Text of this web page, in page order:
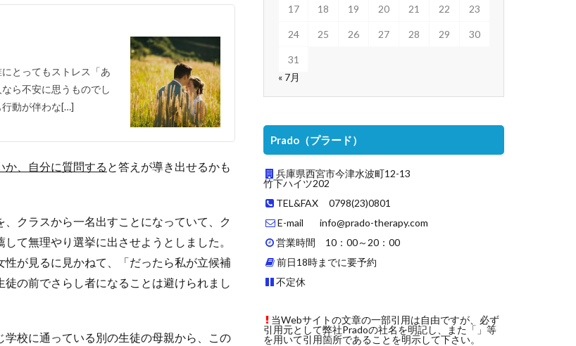
とってもストレス「あ
ら不安に思うものでし
行動が伴わな[…]
か、自分に質問する と答えが導き出せるかも
クラスから一名出すことになっていて、ク
て無理やり選挙に出させようとしました。
が見るに見かねて、「だったら私が立候補
の前でさらし者になることは避けられまし
校に通っている別の生徒の母親から、この
17 18 19 20 21 22 23
24 25 26 27 28 29 30
31
« 7月
Prado（プラード）
兵庫県西宮市今津水波町12-13
竹下ハイツ202
TEL&FAX 0798(23)0801
E-mail info@prado-therapy.com
営業時間 10：00～20：00
前日18時までに要予約
不定休
当Webサイトの文章の一部引用は自由ですが、必ず
引用元として弊社Pradoの社名を明記し、また「」等
を用いて引用箇所であることを明示して下さい。